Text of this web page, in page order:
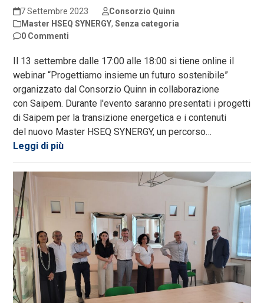
7 Settembre 2023
Consorzio Quinn
Master HSEQ SYNERGY,Senza categoria
0 Commenti
Il 13 settembre dalle 17:00 alle 18:00 si tiene online il
webinar “Progettiamo insieme un futuro sostenibile”
organizzato dal Consorzio Quinn in collaborazione
con Saipem. Durante l'evento saranno presentati i progetti
di Saipem per la transizione energetica e i contenuti
del nuovo Master HSEQ SYNERGY, un percorso…
Leggi di più